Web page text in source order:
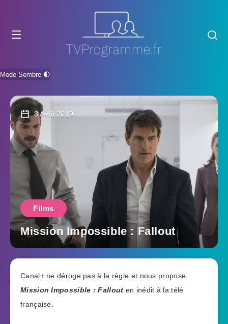
Mode Sombre 🌓
3 Avril 2019
Films
Mission Impossible : Fallout
Canal+ ne déroge pas à la règle et nous propose
Mission Impossible : Fallout en inédit à la télé
française.